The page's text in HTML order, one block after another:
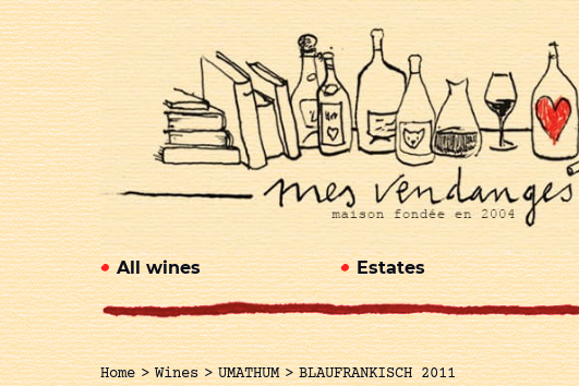
All wines Estates
Home > Wines > UMATHUM > BLAUFRANKISCH 2011